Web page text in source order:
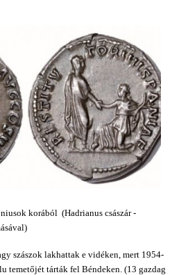
korából (Hadrianus császár -
szászok lakhattak e vidéken, mert 1954-
temetőjét tárták fel Béndeken. (13 gazdag